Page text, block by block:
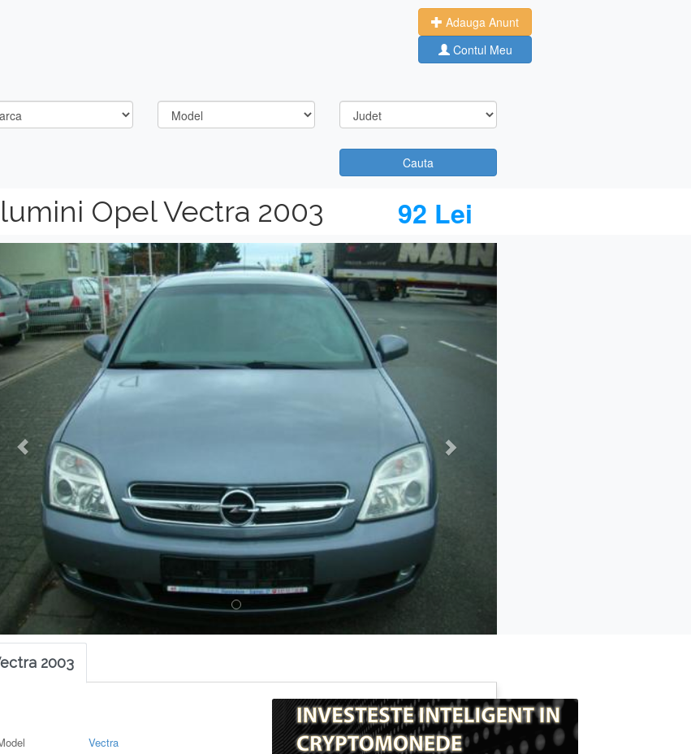
Adauga Anunt
Contul Meu
Cauta
Opel Vectra 2003 92 Lei
Previous Next
2003
Vectra